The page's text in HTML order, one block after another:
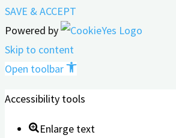
SAVE & ACCEPT
Powered by
Skip to content
Open toolbar
Accessibility tools
Enlarge text